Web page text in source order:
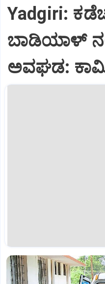
Yadgiri:
ಬಾಡಿಯಾಳ್
ಅವಘಡ: